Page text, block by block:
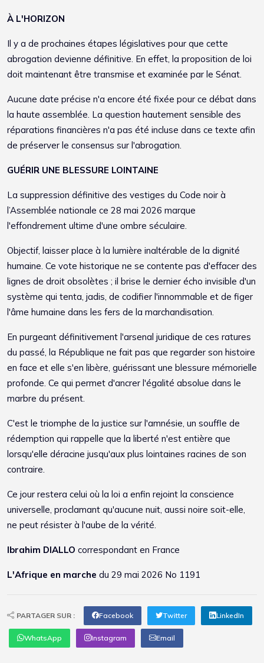
À L'HORIZON
Il y a de prochaines étapes législatives pour que cette
abrogation devienne définitive. En effet, la proposition de loi
doit maintenant être transmise et examinée par le Sénat.
Aucune date précise n'a encore été fixée pour ce débat dans
la haute assemblée. La question hautement sensible des
réparations financières n'a pas été incluse dans ce texte afin
de préserver le consensus sur l'abrogation.
GUÉRIR UNE BLESSURE LOINTAINE
La suppression définitive des vestiges du Code noir à
l’Assemblée nationale ce 28 mai 2026 marque
l'effondrement ultime d'une ombre séculaire.
Objectif, laisser place à la lumière inaltérable de la dignité
humaine. Ce vote historique ne se contente pas d'effacer des
lignes de droit obsolètes ; il brise le dernier écho invisible d'un
système qui tenta, jadis, de codifier l'innommable et de figer
l'âme humaine dans les fers de la marchandisation.
En purgeant définitivement l'arsenal juridique de ces ratures
du passé, la République ne fait pas que regarder son histoire
en face et elle s'en libère, guérissant une blessure mémorielle
profonde. Ce qui permet d'ancrer l'égalité absolue dans le
marbre du présent.
C'est le triomphe de la justice sur l'amnésie, un souffle de
rédemption qui rappelle que la liberté n'est entière que
lorsqu'elle déracine jusqu'aux plus lointaines racines de son
contraire.
Ce jour restera celui où la loi a enfin rejoint la conscience
universelle, proclamant qu'aucune nuit, aussi noire soit-elle,
ne peut résister à l'aube de la vérité.
Ibrahim DIALLO correspondant en France
L'Afrique en marche du 29 mai 2026 No 1191
PARTAGER SUR : Facebook Twitter LinkedIn
WhatsApp Instagram Email